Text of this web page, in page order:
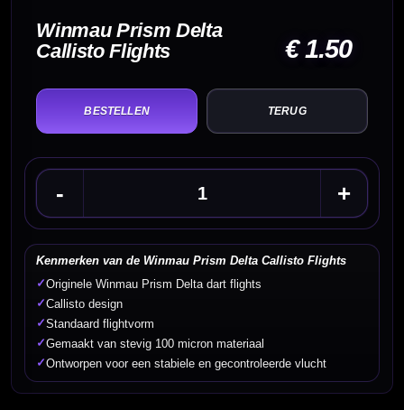
Winmau Prism Delta
Callisto Flights
€ 1.50
TERUG
Kenmerken van de Winmau Prism Delta Callisto Flights
✓Originele Winmau Prism Delta dart flights
✓Callisto design
✓Standaard flightvorm
✓Gemaakt van stevig 100 micron materiaal
✓Ontworpen voor een stabiele en gecontroleerde vlucht
- +